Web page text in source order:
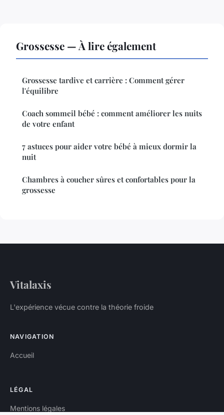
Grossesse — À lire également
Grossesse tardive et carrière : Comment gérer
l'équilibre
Coach sommeil bébé : comment améliorer les nuits
de votre enfant
7 astuces pour aider votre bébé à mieux dormir la
nuit
Chambres à coucher sûres et confortables pour la
grossesse
Vitalaxis
L'expérience vécue contre la théorie froide
NAVIGATION
Accueil
LÉGAL
Mentions légales